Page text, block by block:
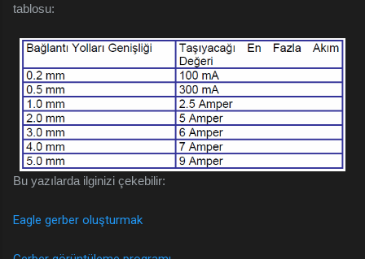
tablosu:
Bu yazılarda ilginizi çekebilir:
Eagle gerber oluşturmak